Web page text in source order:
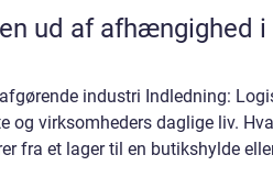
industri Indledning:
og virksomheders daglige liv.
fra et lager til en butikshylde